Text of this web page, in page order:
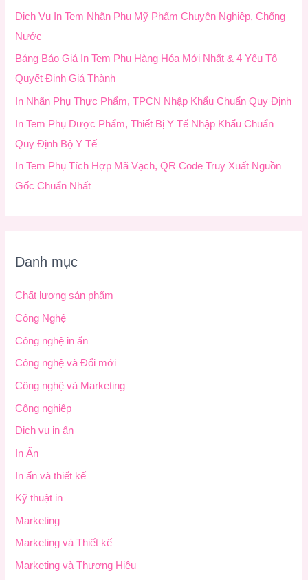
m
:
Dịch Vụ In Tem Nhãn Phụ Mỹ Phẩm Chuyên Nghiệp, Chống
Nước
Bảng Báo Giá In Tem Phụ Hàng Hóa Mới Nhất & 4 Yếu Tố
Quyết Định Giá Thành
In Nhãn Phụ Thực Phẩm, TPCN Nhập Khẩu Chuẩn Quy Định
In Tem Phụ Dược Phẩm, Thiết Bị Y Tế Nhập Khẩu Chuẩn
Quy Định Bộ Y Tế
In Tem Phụ Tích Hợp Mã Vạch, QR Code Truy Xuất Nguồn
Gốc Chuẩn Nhất
Danh mục
Chất lượng sản phẩm
Công Nghệ
Công nghệ in ấn
Công nghệ và Đổi mới
Công nghệ và Marketing
Công nghiệp
Dịch vụ in ấn
In Ấn
In ấn và thiết kế
Kỹ thuật in
Marketing
Marketing và Thiết kế
Marketing và Thương Hiệu